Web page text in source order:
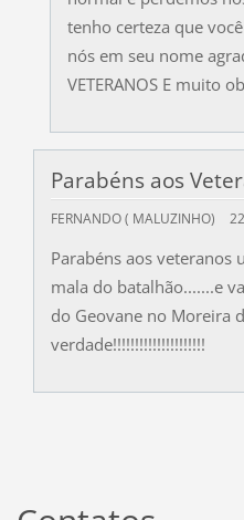
tenho certeza que
nós em seu nome
VETERANOS E muito
Parabéns aos
FERNANDO ( MALUZINHO)
Parabéns aos
mala do batalhão.......e
do Geovane no Moreira
verdade!!!!!!!!!!!!!!!!!!!!!